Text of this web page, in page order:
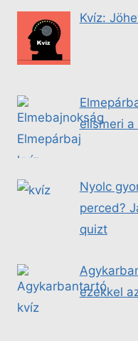
Kvíz:
elismeri
Nyolc
perced?
quizt
ezekkel